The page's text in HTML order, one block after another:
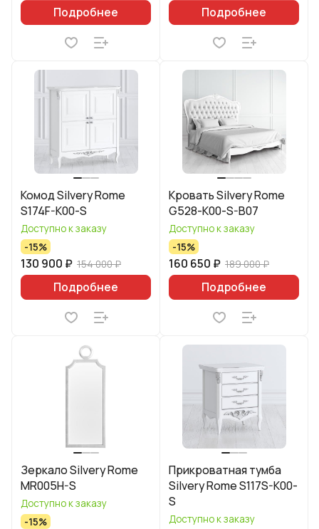
Подробнее Подробнее
Комод Silvery Rome
S174F-K00-S
Доступно к заказу
-15%
130 900 ₽ 154 000 ₽
Подробнее
Кровать Silvery Rome
G528-K00-S-B07
Доступно к заказу
-15%
160 650 ₽ 189 000 ₽
Подробнее
Зеркало Silvery Rome
MR005H-S
Доступно к заказу
-15%
Прикроватная тумба
Silvery Rome S117S-K00-
S
Доступно к заказу